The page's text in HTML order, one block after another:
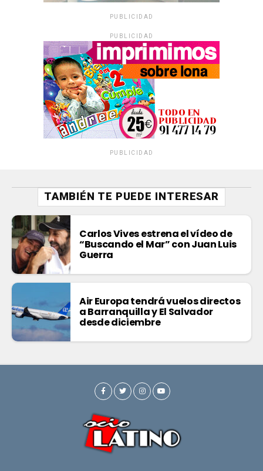
PUBLICIDAD
PUBLICIDAD
PUBLICIDAD
TAMBIÉN TE PUEDE INTERESAR
Carlos Vives estrena el vídeo de
“Buscando el Mar” con Juan Luis
Guerra
Air Europa tendrá vuelos directos
a Barranquilla y El Salvador
desde diciembre